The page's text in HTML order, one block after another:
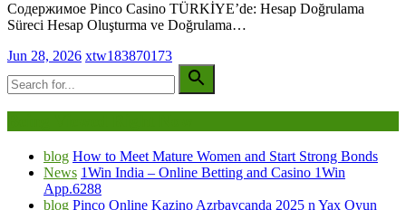
Содержимое Pinco Casino TÜRKİYE’de: Hesap Doğrulama
Süreci Hesap Oluşturma ve Doğrulama…
Jun 28, 2026 xtw183870173
blog How to Meet Mature Women and Start Strong Bonds
News 1Win India – Online Betting and Casino 1Win
App.6288
blog Pinco Online Kazino Azrbaycanda 2025 n Yax Oyun